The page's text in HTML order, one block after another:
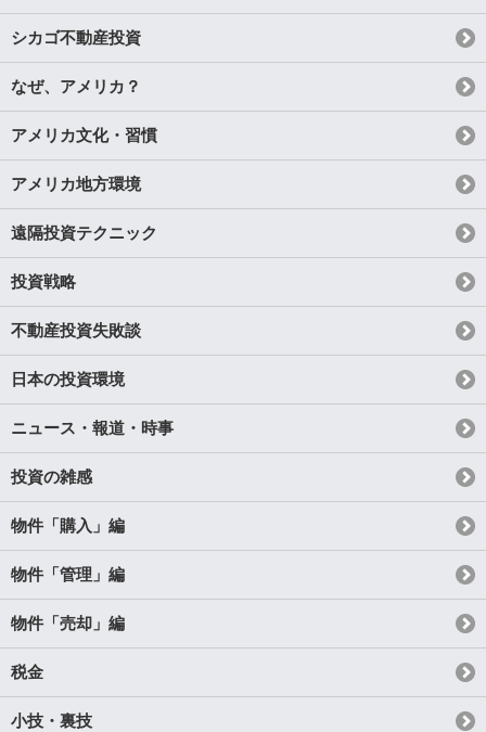
シカゴ不動産投資
なぜ、アメリカ？
アメリカ文化・習慣
アメリカ地方環境
遠隔投資テクニック
投資戦略
不動産投資失敗談
日本の投資環境
ニュース・報道・時事
投資の雑感
物件「購入」編
物件「管理」編
物件「売却」編
税金
小技・裏技